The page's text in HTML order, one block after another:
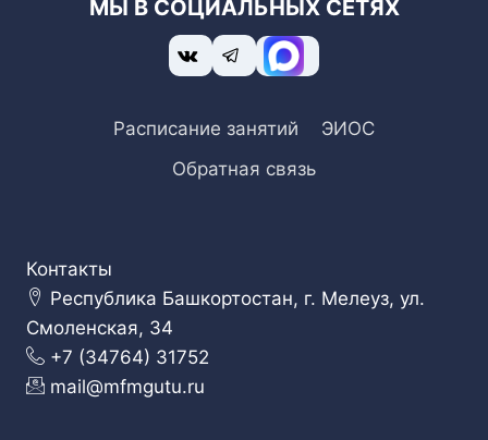
МЫ В СОЦИАЛЬНЫХ СЕТЯХ
Расписание занятий
ЭИОС
Обратная связь
Контакты
Республика Башкортостан, г. Мелеуз, ул.
Смоленская, 34
+7 (34764) 31752
mail@mfmgutu.ru